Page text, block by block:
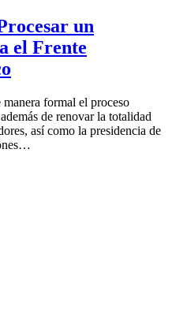
un
el Frente
formal el proceso
de renovar la totalidad
así como la presidencia de